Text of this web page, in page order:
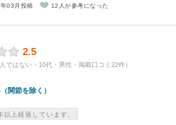
03月投稿 12人が参考になった
2.5
ではない・10代・男性・掲載口コミ22件）
関節を除く）
以上経過しています。